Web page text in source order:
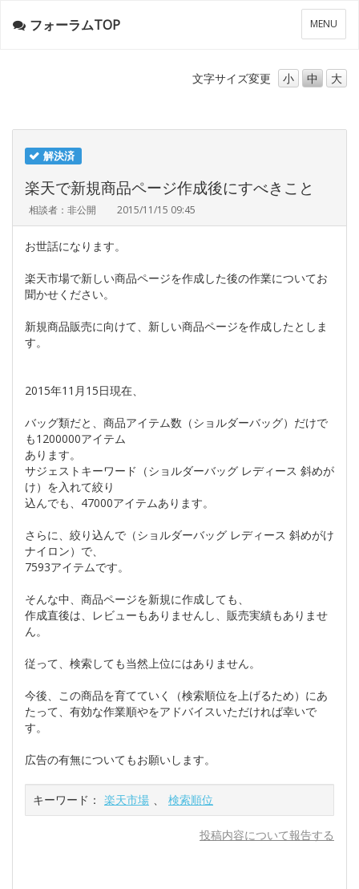
メ
ニ
ー
MENU
フォーラムTOP
文字サイズ変更 小 中 大
解決済
楽天で新規商品ページ作成後にすべきこと
相談者：非公開 2015/11/15 09:45
お世話になります。
楽天市場で新しい商品ページを作成した後の作業についてお
聞かせください。
新規商品販売に向けて、新しい商品ページを作成したとしま
す。
2015年11月15日現在、
バッグ類だと、商品アイテム数（ショルダーバッグ）だけで
も1200000アイテム
あります。
サジェストキーワード（ショルダーバッグ レディース 斜めが
け）を入れて絞り
込んでも、47000アイテムあります。
さらに、絞り込んで（ショルダーバッグ レディース 斜めがけ
ナイロン）で、
7593アイテムです。
そんな中、商品ページを新規に作成しても、
作成直後は、レビューもありませんし、販売実績もありませ
ん。
従って、検索しても当然上位にはありません。
今後、この商品を育てていく（検索順位を上げるため）にあ
たって、有効な作業順やをアドバイスいただければ幸いで
す。
広告の有無についてもお願いします。
キーワード： 楽天市場 、 検索順位
投稿内容について報告する